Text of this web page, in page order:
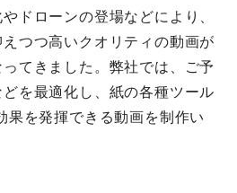
ドローンの登場などにより、
つつ高いクオリティの動画が
てきました。弊社では、ご予
を最適化し、紙の各種ツール
果を発揮できる動画を制作い